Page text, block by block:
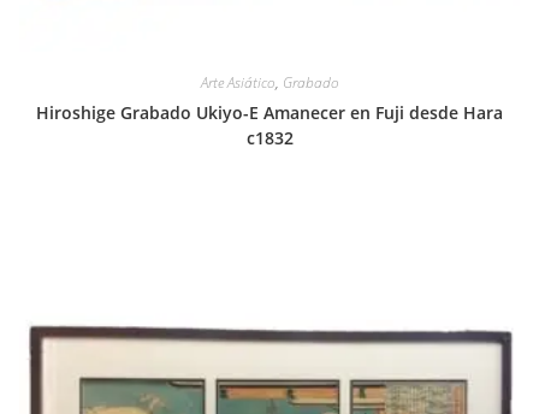
Arte Asiático, Grabado
Hiroshige Grabado Ukiyo-E Amanecer en Fuji desde Hara
c1832